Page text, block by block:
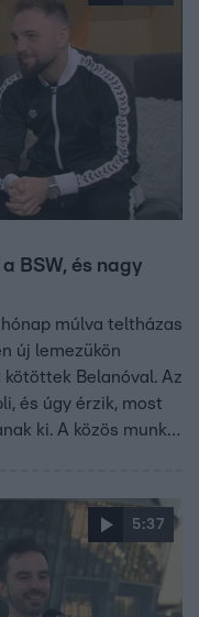
BSW, és nagy
múlva teltházas
új lemezükön
Belanóval. Az
és úgy érzik, most
ki. A közös munka
5:37